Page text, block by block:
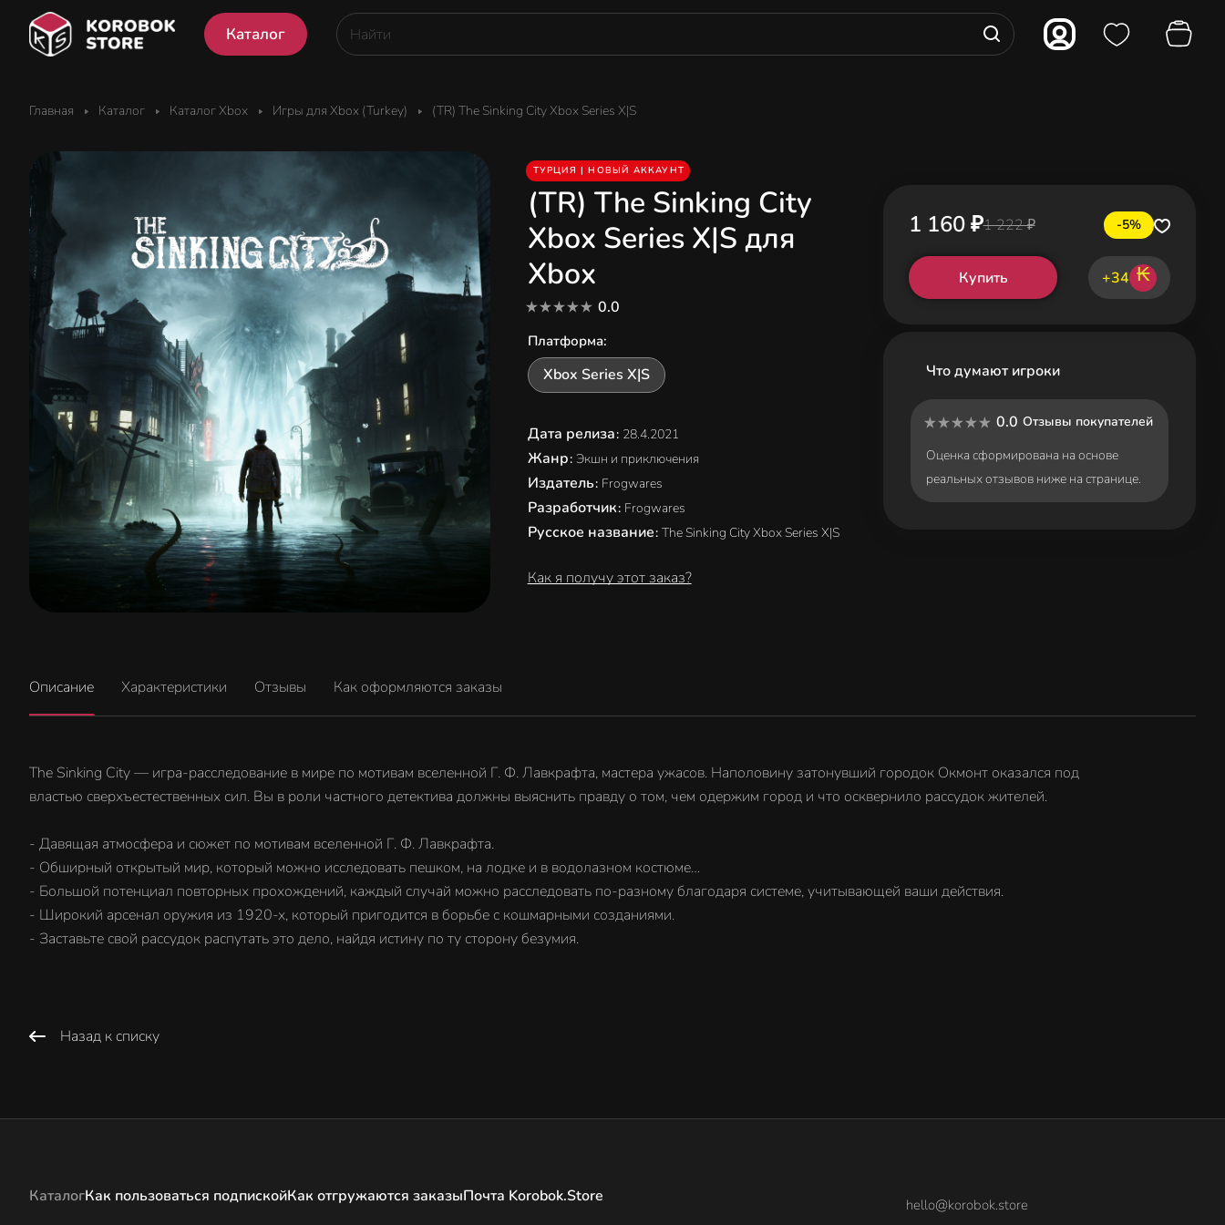
Каталог
Главная Каталог Каталог Xbox Игры для Xbox (Turkey) (TR) The Sinking City Xbox Series X|S
ТУРЦИЯ | НОВЫЙ АККАУНТ
(TR) The Sinking City
Xbox Series X|S для
Xbox
0.0
Платформа:
Xbox Series X|S
Дата релиза: 28.4.2021
Жанр: Экшн и приключения
Издатель: Frogwares
Разработчик: Frogwares
Русское название: The Sinking City Xbox Series X|S
Как я получу этот заказ?
1 160 ₽1 222 ₽ -5%
Купить +34 ₭
Что думают игроки
0.0 Отзывы покупателей
Оценка сформирована на основе
реальных отзывов ниже на странице.
Описание Характеристики Отзывы Как оформляются заказы
The Sinking City — игра-расследование в мире по мотивам вселенной Г. Ф. Лавкрафта, мастера ужасов. Наполовину затонувший городок Окмонт оказался под
властью сверхъестественных сил. Вы в роли частного детектива должны выяснить правду о том, чем одержим город и что осквернило рассудок жителей.
- Давящая атмосфера и сюжет по мотивам вселенной Г. Ф. Лавкрафта.
- Обширный открытый мир, который можно исследовать пешком, на лодке и в водолазном костюме…
- Большой потенциал повторных прохождений, каждый случай можно расследовать по-разному благодаря системе, учитывающей ваши действия.
- Широкий арсенал оружия из 1920-х, который пригодится в борьбе с кошмарными созданиями.
- Заставьте свой рассудок распутать это дело, найдя истину по ту сторону безумия.
Назад к списку
КаталогКак пользоваться подпискойКак отгружаются заказыПочта Korobok.Store hello@korobok.store